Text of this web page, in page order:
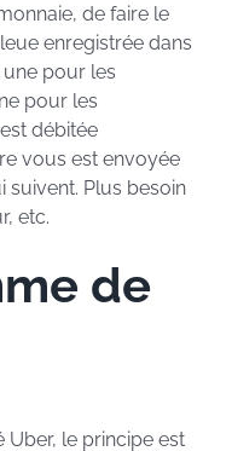
de faire le
enregistrée dans
une pour les
pour les
débitée
vous est envoyée
suivent. Plus besoin
etc.
de
Uber, le principe est